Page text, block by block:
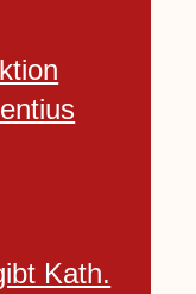
Kath.